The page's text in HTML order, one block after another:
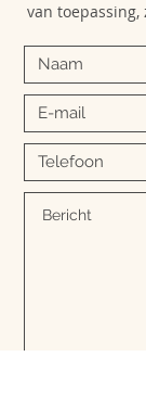
van toepassing,